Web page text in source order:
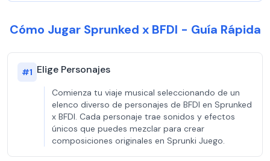
Cómo Jugar Sprunked x BFDI - Guía Rápida
#1 Elige Personajes
Comienza tu viaje musical seleccionando de un
elenco diverso de personajes de BFDI en Sprunked
x BFDI. Cada personaje trae sonidos y efectos
únicos que puedes mezclar para crear
composiciones originales en Sprunki Juego.